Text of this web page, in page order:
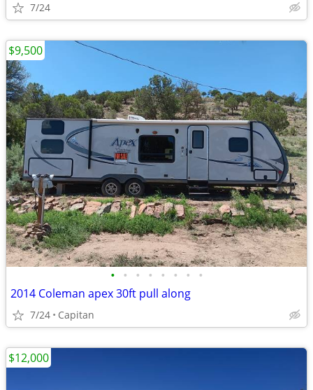
7/24
• • • • • • • •
2014 Coleman apex 30ft pull along
7/24 Capitan
$9,500
$12,000